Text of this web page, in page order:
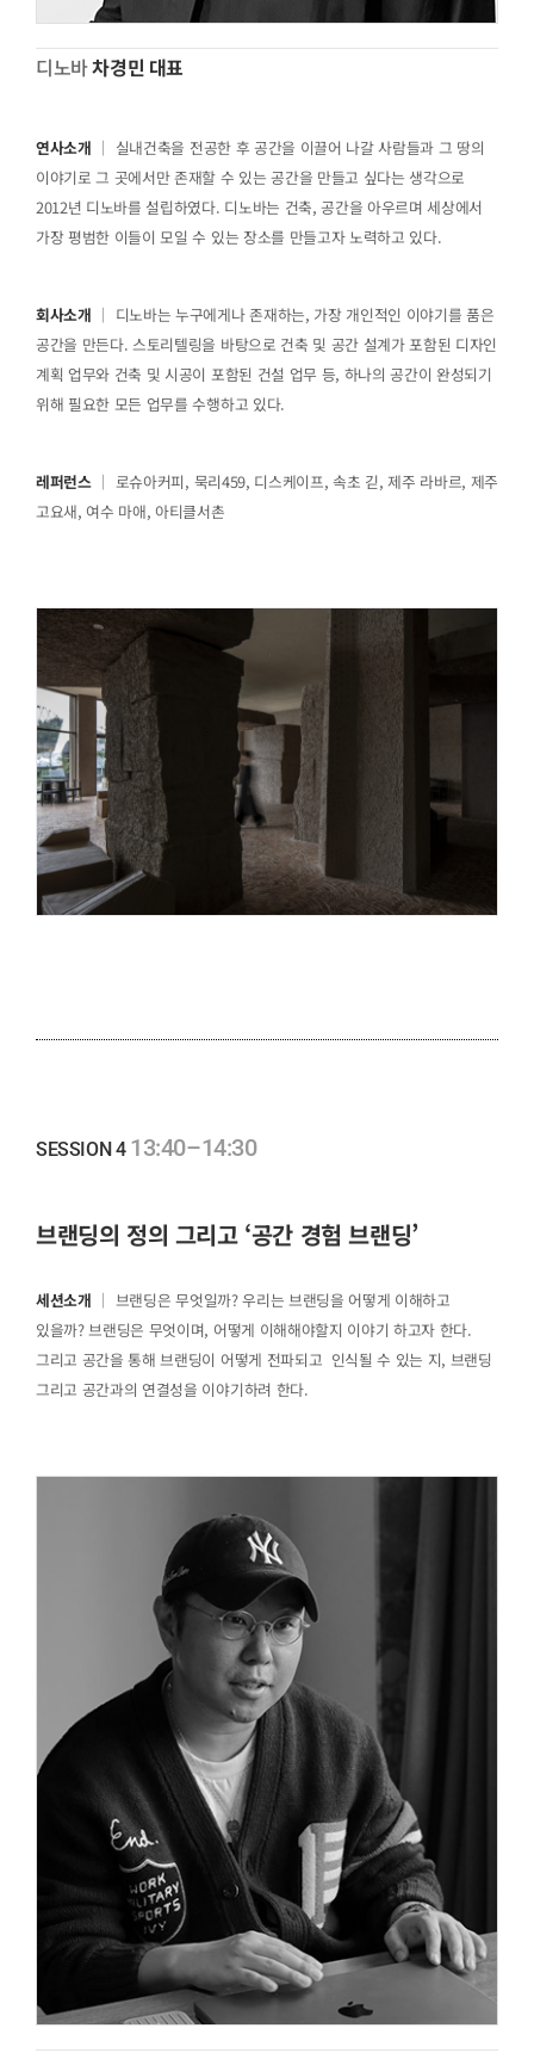
디노바차경민 대표
연사소개 ｜ 실내건축을 전공한 후 공간을 이끌어 나갈 사람들과 그 땅의
이야기로 그 곳에서만 존재할 수 있는 공간을 만들고 싶다는 생각으로
2012년 디노바를 설립하였다. 디노바는 건축, 공간을 아우르며 세상에서
가장 평범한 이들이 모일 수 있는 장소를 만들고자 노력하고 있다.
회사소개 ｜ 디노바는 누구에게나 존재하는, 가장 개인적인 이야기를 품은
공간을 만든다. 스토리텔링을 바탕으로 건축 및 공간 설계가 포함된 디자인
계획 업무와 건축 및 시공이 포함된 건설 업무 등, 하나의 공간이 완성되기
위해 필요한 모든 업무를 수행하고 있다.
레퍼런스 ｜ 로슈아커피, 묵리459, 디스케이프, 속초 긷, 제주 라바르, 제주
고요새, 여수 마애, 아티클서촌
SESSION 4 13:40–14:30
브랜딩의 정의 그리고 ‘공간 경험 브랜딩’
세션소개 ｜ 브랜딩은 무엇일까? 우리는 브랜딩을 어떻게 이해하고
있을까? 브랜딩은 무엇이며, 어떻게 이해해야할지 이야기 하고자 한다.
그리고 공간을 통해 브랜딩이 어떻게 전파되고 인식될 수 있는 지, 브랜딩
그리고 공간과의 연결성을 이야기하려 한다.